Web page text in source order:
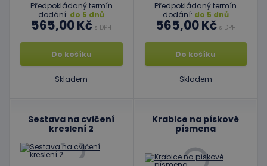
Předpokládaný termín
dodání: do 5 dnů
565,00 Kč s DPH
Do košíku
Skladem
Předpokládaný termín
dodání: do 5 dnů
565,00 Kčs DPH
Do košíku
Skladem
Sestava na cvičení
kreslení 2
Krabice na pískové
písmena